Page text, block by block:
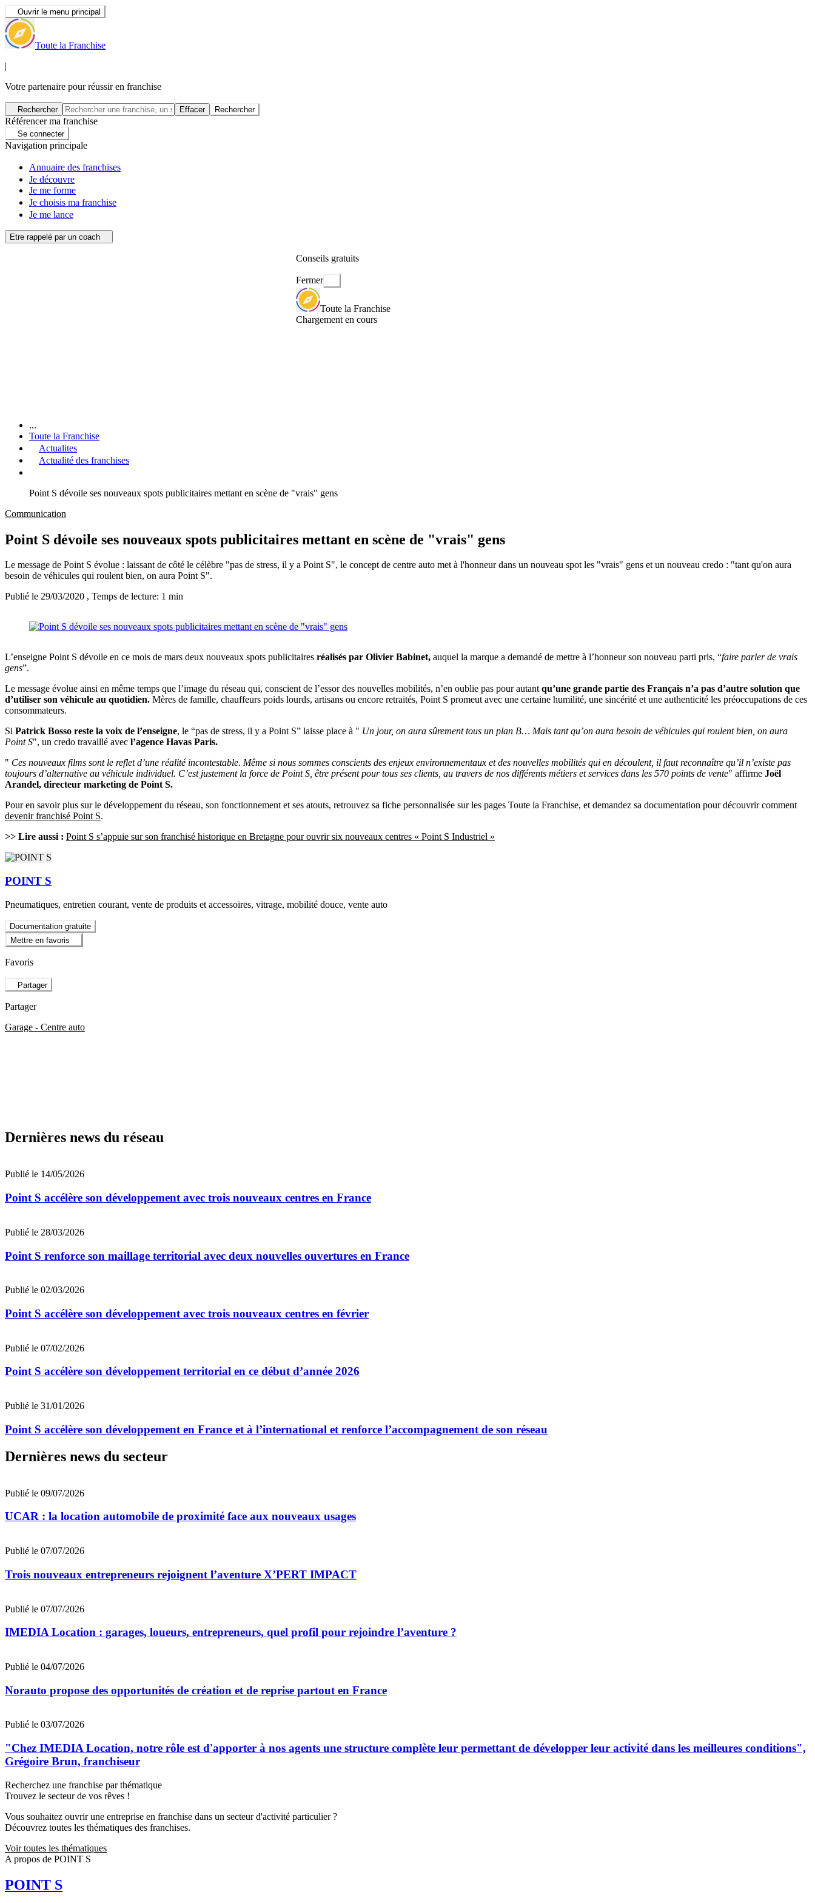
Ouvrir le menu principal
Toute la Franchise
|
Votre partenaire pour réussir en franchise
Rechercher Effacer Rechercher
Référencer ma franchise
Se connecter
Navigation principale
Annuaire des franchises
Je découvre
Je me forme
Je choisis ma franchise
Je me lance
Etre rappelé par un coach
Conseils gratuits
Fermer
Toute la Franchise
Chargement en cours
...
Toute la Franchise
Actualites
Actualité des franchises
Point S dévoile ses nouveaux spots publicitaires mettant en scène de "vrais" gens
Communication
Point S dévoile ses nouveaux spots publicitaires mettant en scène de "vrais" gens
Le message de Point S évolue : laissant de côté le célèbre "pas de stress, il y a Point S", le concept de centre auto met à l'honneur dans un nouveau spot les "vrais" gens et un nouveau credo : "tant qu'on aura
besoin de véhicules qui roulent bien, on aura Point S".
Publié le 29/03/2020 , Temps de lecture: 1 min
L’enseigne Point S dévoile en ce mois de mars deux nouveaux spots publicitaires réalisés par Olivier Babinet, auquel la marque a demandé de mettre à l’honneur son nouveau parti pris, “faire parler de vrais
gens”.
Le message évolue ainsi en même temps que l’image du réseau qui, conscient de l’essor des nouvelles mobilités, n’en oublie pas pour autantqu’une grande partie des Français n’a pas d’autre solution que
d’utiliser son véhicule au quotidien. Mères de famille, chauffeurs poids lourds, artisans ou encore retraités, Point S promeut avec une certaine humilité, une sincérité et une authenticité les préoccupations de ces
consommateurs.
Si Patrick Bosso reste la voix de l’enseigne, le “pas de stress, il y a Point S” laisse place à " Un jour, on aura sûrement tous un plan B… Mais tant qu’on aura besoin de véhicules qui roulent bien, on aura
Point S", un credo travaillé avec l’agence Havas Paris.
" Ces nouveaux films sont le reflet d’une réalité incontestable. Même si nous sommes conscients des enjeux environnementaux et des nouvelles mobilités qui en découlent, il faut reconnaître qu’il n’existe pas
toujours d’alternative au véhicule individuel. C’est justement la force de Point S, être présent pour tous ses clients, au travers de nos différents métiers et services dans les 570 points de vente" affirme Joël
Arandel, directeur marketing de Point S.
Pour en savoir plus sur le développement du réseau, son fonctionnement et ses atouts, retrouvez sa fiche personnalisée sur les pages Toute la Franchise, et demandez sa documentation pour découvrir comment
devenir franchisé Point S.
>> Lire aussi : Point S s’appuie sur son franchisé historique en Bretagne pour ouvrir six nouveaux centres « Point S Industriel »
POINT S
Pneumatiques, entretien courant, vente de produits et accessoires, vitrage, mobilité douce, vente auto
Documentation gratuite
Mettre en favoris
Favoris
Partager
Partager
Garage - Centre auto
Dernières news du réseau
Publié le 14/05/2026
Point S accélère son développement avec trois nouveaux centres en France
Publié le 28/03/2026
Point S renforce son maillage territorial avec deux nouvelles ouvertures en France
Publié le 02/03/2026
Point S accélère son développement avec trois nouveaux centres en février
Publié le 07/02/2026
Point S accélère son développement territorial en ce début d’année 2026
Publié le 31/01/2026
Point S accélère son développement en France et à l’international et renforce l’accompagnement de son réseau
Dernières news du secteur
Publié le 09/07/2026
UCAR : la location automobile de proximité face aux nouveaux usages
Publié le 07/07/2026
Trois nouveaux entrepreneurs rejoignent l’aventure X’PERT IMPACT
Publié le 07/07/2026
IMEDIA Location : garages, loueurs, entrepreneurs, quel profil pour rejoindre l’aventure ?
Publié le 04/07/2026
Norauto propose des opportunités de création et de reprise partout en France
Publié le 03/07/2026
"Chez IMEDIA Location, notre rôle est d'apporter à nos agents une structure complète leur permettant de développer leur activité dans les meilleures conditions",
Grégoire Brun, franchiseur
Recherchez une franchise par thématique
Trouvez le secteur de vos rêves !
Vous souhaitez ouvrir une entreprise en franchise dans un secteur d'activité particulier ?
Découvrez toutes les thématiques des franchises.
Voir toutes les thématiques
A propos de POINT S
POINT S